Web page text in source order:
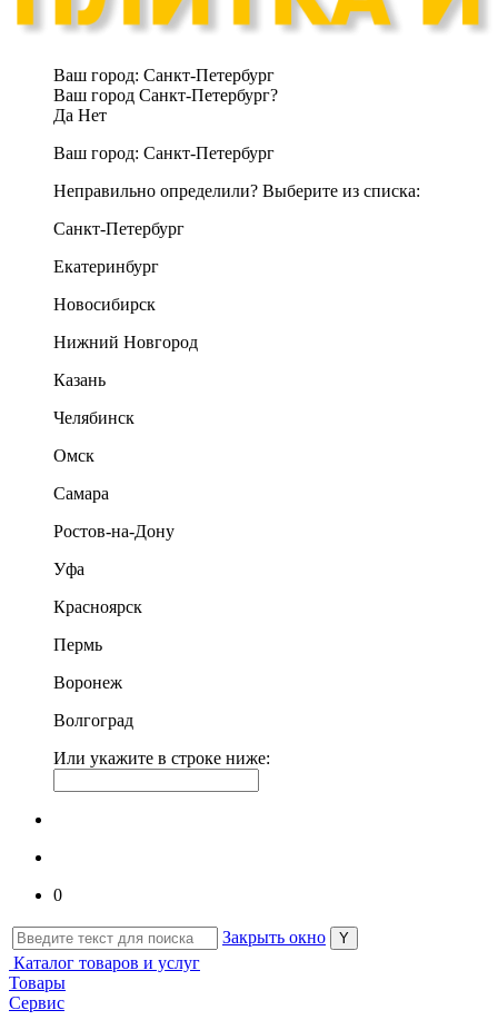
Ваш город: Санкт-Петербург
Ваш город Санкт-Петербург?
Да Нет
Ваш город: Санкт-Петербург
Неправильно определили? Выберите из списка:
Санкт-Петербург
Екатеринбург
Новосибирск
Нижний Новгород
Казань
Челябинск
Омск
Самара
Ростов-на-Дону
Уфа
Красноярск
Пермь
Воронеж
Волгоград
Или укажите в строке ниже:
0
Закрыть окно
Каталог товаров и услуг
Товары
Сервис